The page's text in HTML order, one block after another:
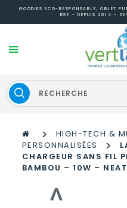
GOODIES ECO-RESPONSABLE, OBJET
RSE - DEPUIS 2014 -
> HIGH-TECH &
PERSONNALISÉES
>
CHARGEUR SANS FIL
BAMBOU – 10W –